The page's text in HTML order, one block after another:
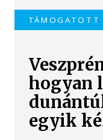
TÁMOGATOTT
hogyan
egyik